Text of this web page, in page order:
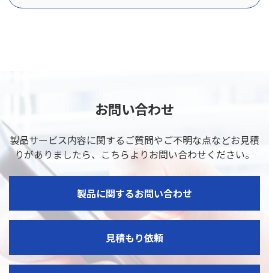
お問い合わせ
製品サービス内容に関するご質問やご不明な点などお見積
りがありましたら、 こちらよりお問い合わせください。
製品に関するお問い合わせ
見積もり依頼